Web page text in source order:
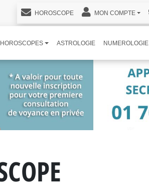
HOROSCOPE MON COMPTE
ASTROLOGIE NUMEROLOGIE